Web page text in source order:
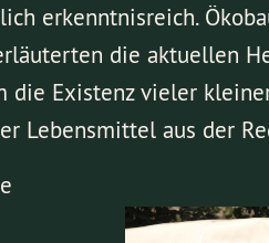
erkenntnisreich.
die aktuellen
Existenz vieler
Lebensmittel aus der